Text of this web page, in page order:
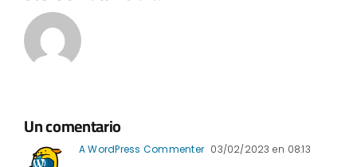
Un comentario
A WordPress Commenter 03/02/2023 en 08:13